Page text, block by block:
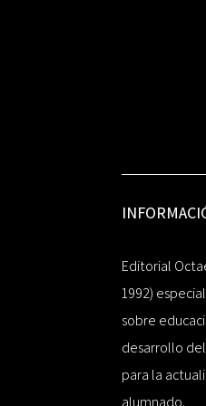
Editorial
1992)
sobre
desarrollo
para la
alumnado.